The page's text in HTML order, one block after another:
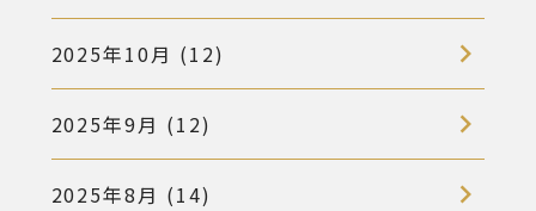
2025年10月 (12)
2025年9月 (12)
2025年8月 (14)